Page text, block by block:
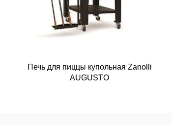
Печь для пиццы купольная Zanolli
AUGUSTO